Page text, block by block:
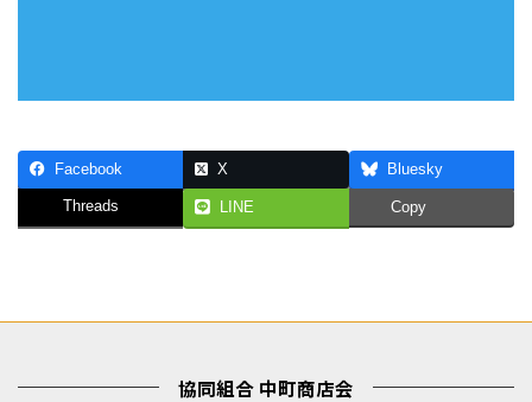
Facebook X Bluesky
Threads LINE Copy
協同組合 中町商店会